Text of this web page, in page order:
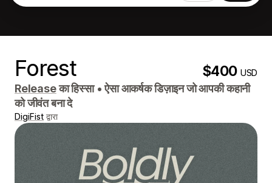
Forest $400USD
Releaseका हिस्सा •ऐसा आकर्षक डिज़ाइन जो आपकी कहानी
को जीवंत बना दे
DigiFist द्वारा